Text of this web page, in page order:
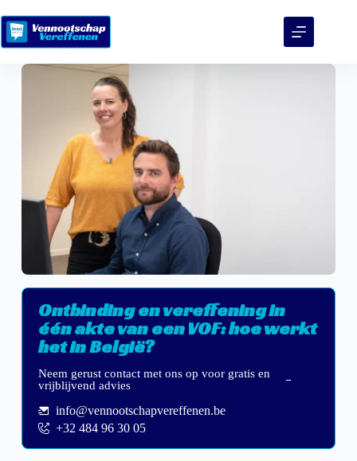
Ontbinding en vereffening in
één akte van een VOF: hoe werkt
het in België?
Neem gerust contact met ons op voor gratis en
vrijblijvend advies
info@vennootschapvereffenen.be
+32 484 96 30 05